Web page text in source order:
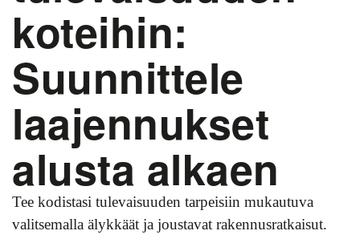
koteihin:
Suunnittele
laajennukset
alusta alkaen
Tee kodistasi tulevaisuuden tarpeisiin mukautuva
valitsemalla älykkäät ja joustavat rakennusratkaisut.